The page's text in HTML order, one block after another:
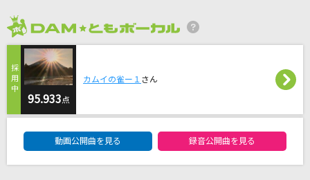
サマーナイトタウン
モーニング娘。
サクラ、散ル…
GACKT(Gackt)
アンダー・ザ・シー
上條恒彦
95.933点
カムイの雀ー１ さん
動画公開曲を見る 録音公開曲を見る